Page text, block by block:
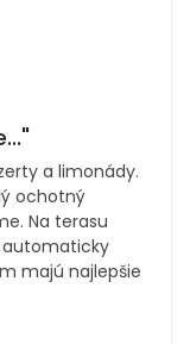
a limonády.
ochotný
Na terasu
automaticky
majú najlepšie